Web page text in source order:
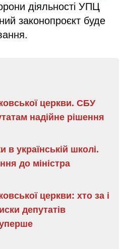
діяльності УПЦ
законопроєкт буде
церкви. СБУ
надійне рішення
в українській школі.
до міністра
церкви: хто за і
депутатів